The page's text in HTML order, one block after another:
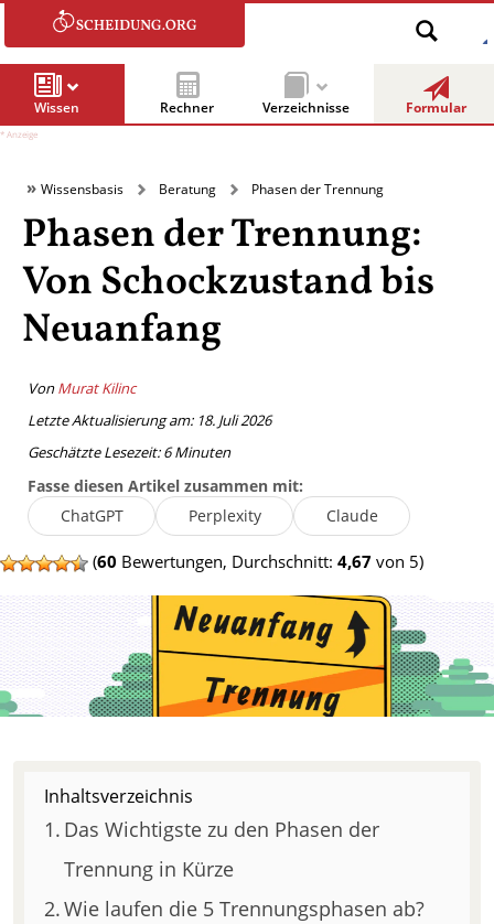
Wissen Rechner Verzeichnisse Formular
Wissensbasis Beratung Phasen der Trennung
Phasen der Trennung:
Von Schockzustand bis
Neuanfang
VonMurat Kilinc
Letzte Aktualisierung am: 18. Juli 2026
Geschätzte Lesezeit:6 Minuten
Fasse diesen Artikel zusammen mit:
ChatGPT
Perplexity Claude
(60 Bewertungen, Durchschnitt: 4,67 von 5)
Inhaltsverzeichnis
Das Wichtigste zu den Phasen der
Trennung in Kürze
Wie laufen die 5 Trennungsphasen ab?